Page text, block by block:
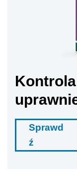
Kontrola
Sprawd
ź